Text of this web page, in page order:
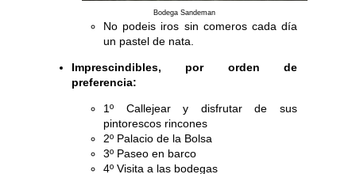
Bodega Sandeman
No podeis iros sin comeros cada día
un pastel de nata.
Imprescindibles, por orden de
preferencia:
1º Callejear y disfrutar de sus
pintorescos rincones
2º Palacio de la Bolsa
3º Paseo en barco
4º Visita a las bodegas